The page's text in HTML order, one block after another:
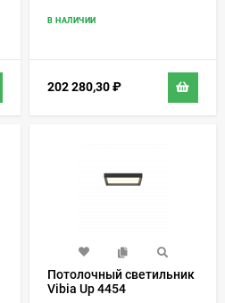
В НАЛИЧИИ
202 280,30₽
Потолочный светильник
Vibia Up 4454